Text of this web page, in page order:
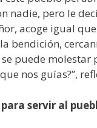
nadie, pero le
acoge igual
bendición,
se puede molestar
nos guías?”,
servir al